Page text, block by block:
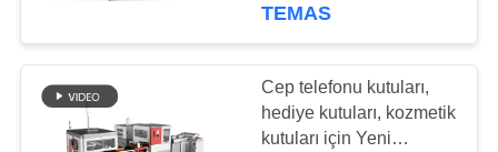
TEMAS
Cep telefonu kutuları,
hediye kutuları, kozmetik
kutuları için Yeni